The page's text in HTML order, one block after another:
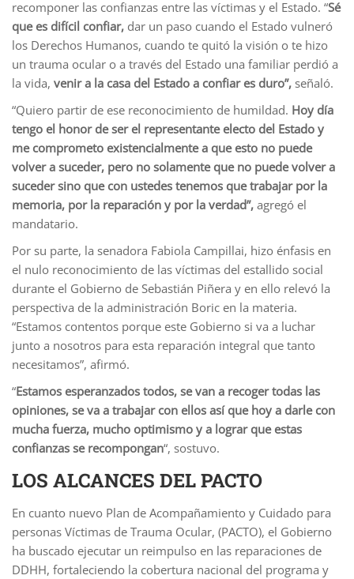
recomponer las confianzas entre las víctimas y el Estado. “Sé
que es difícil confiar, dar un paso cuando el Estado vulneró
los Derechos Humanos, cuando te quitó la visión o te hizo
un trauma ocular o a través del Estado una familiar perdió a
la vida, venir a la casa del Estado a confiar es duro”, señaló.
“Quiero partir de ese reconocimiento de humildad. Hoy día
tengo el honor de ser el representante electo del Estado y
me comprometo existencialmente a que esto no puede
volver a suceder, pero no solamente que no puede volver a
suceder sino que con ustedes tenemos que trabajar por la
memoria, por la reparación y por la verdad”, agregó el
mandatario.
Por su parte, la senadora Fabiola Campillai, hizo énfasis en
el nulo reconocimiento de las víctimas del estallido social
durante el Gobierno de Sebastián Piñera y en ello relevó la
perspectiva de la administración Boric en la materia.
“Estamos contentos porque este Gobierno si va a luchar
junto a nosotros para esta reparación integral que tanto
necesitamos”, afirmó.
“Estamos esperanzados todos, se van a recoger todas las
opiniones, se va a trabajar con ellos así que hoy a darle con
mucha fuerza, mucho optimismo y a lograr que estas
confianzas se recompongan“, sostuvo.
LOS ALCANCES DEL PACTO
En cuanto nuevo Plan de Acompañamiento y Cuidado para
personas Víctimas de Trauma Ocular, (PACTO), el Gobierno
ha buscado ejecutar un reimpulso en las reparaciones de
DDHH, fortaleciendo la cobertura nacional del programa y